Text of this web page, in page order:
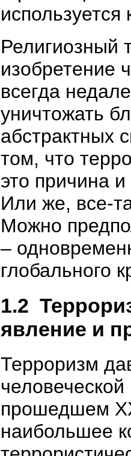
Религиозный
изобретение
всегда
уничтожать
абстрактных
том, что
это причина и
Или же, все-
Можно
–
глобального
1.2
явление и
Терроризм
прошедшем
наибольшее